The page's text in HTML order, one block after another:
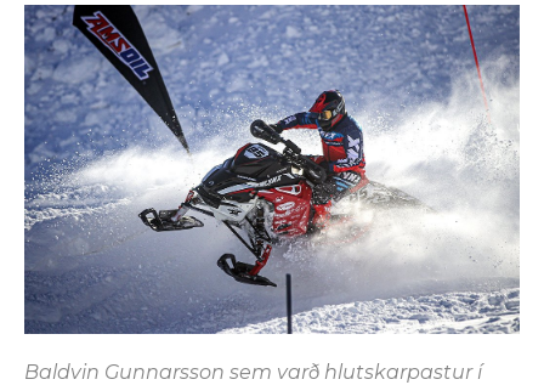
Baldvin Gunnarsson sem varð hlutskarpastur í